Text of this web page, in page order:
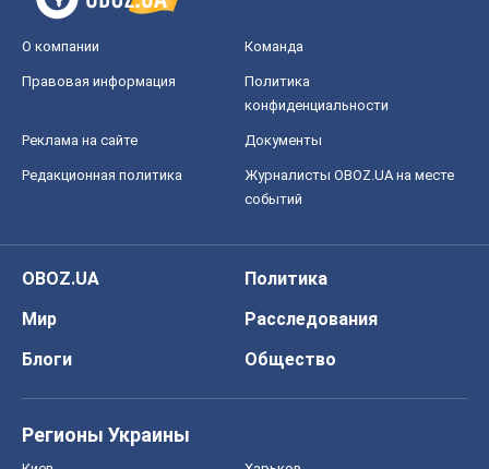
О компании Команда
Правовая информация
Политика
конфиденциальности
Реклама на сайте Документы
Редакционная политика
Журналисты OBOZ.UA на месте
событий
OBOZ.UA
Политика
Мир
Расследования
Блоги
Общество
Регионы Украины